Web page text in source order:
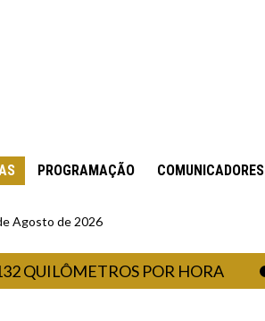
PROGRAMAÇÃO COMUNICADORES
Agosto de 2026
POR HORA